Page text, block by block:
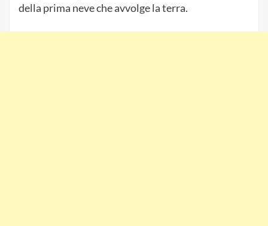
della prima neve che avvolge la terra.